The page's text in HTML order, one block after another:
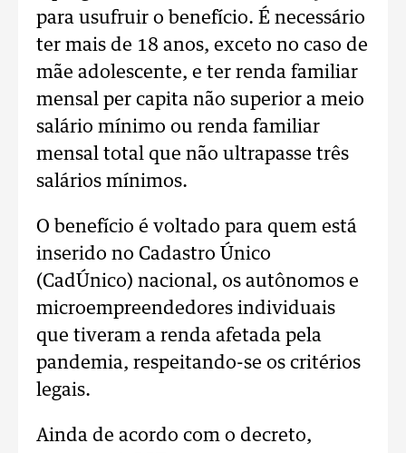
para usufruir o benefício. É necessário
ter mais de 18 anos, exceto no caso de
mãe adolescente, e ter renda familiar
mensal per capita não superior a meio
salário mínimo ou renda familiar
mensal total que não ultrapasse três
salários mínimos.
O benefício é voltado para quem está
inserido no Cadastro Único
(CadÚnico) nacional, os autônomos e
microempreendedores individuais
que tiveram a renda afetada pela
pandemia, respeitando-se os critérios
legais.
Ainda de acordo com o decreto,